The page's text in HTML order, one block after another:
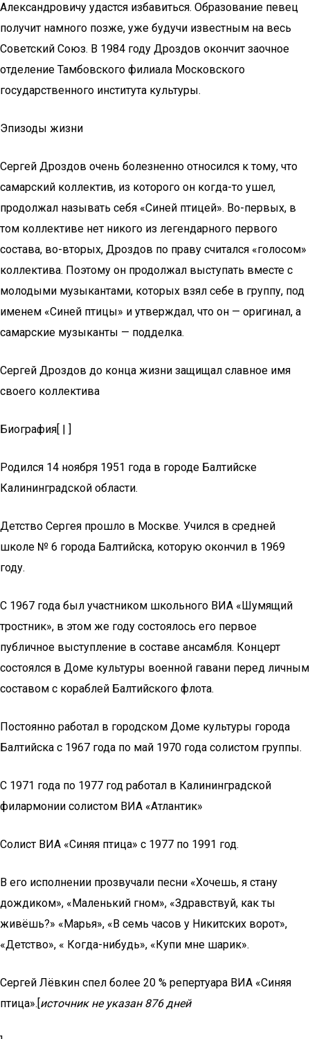
Александровичу удастся избавиться. Образование певец
получит намного позже, уже будучи известным на весь
Советский Союз. В 1984 году Дроздов окончит заочное
отделение Тамбовского филиала Московского
государственного института культуры.
Эпизоды жизни
Сергей Дроздов очень болезненно относился к тому, что
самарский коллектив, из которого он когда-то ушел,
продолжал называть себя «Синей птицей». Во-первых, в
том коллективе нет никого из легендарного первого
состава, во-вторых, Дроздов по праву считался «голосом»
коллектива. Поэтому он продолжал выступать вместе с
молодыми музыкантами, которых взял себе в группу, под
именем «Синей птицы» и утверждал, что он — оригинал, а
самарские музыканты — подделка.
Сергей Дроздов до конца жизни защищал славное имя
своего коллектива
Биография[ | ]
Родился 14 ноября 1951 года в городе Балтийске
Калининградской области.
Детство Сергея прошло в Москве. Учился в средней
школе № 6 города Балтийска, которую окончил в 1969
году.
С 1967 года был участником школьного ВИА «Шумящий
тростник», в этом же году состоялось его первое
публичное выступление в составе ансамбля. Концерт
состоялся в Доме культуры военной гавани перед личным
составом с кораблей Балтийского флота.
Постоянно работал в городском Доме культуры города
Балтийска с 1967 года по май 1970 года солистом группы.
С 1971 года по 1977 год работал в Калининградской
филармонии солистом ВИА «Атлантик»
Солист ВИА «Синяя птица» с 1977 по 1991 год.
В его исполнении прозвучали песни «Хочешь, я стану
дождиком», «Маленький гном», «Здравствуй, как ты
живёшь?» «Марья», «В семь часов у Никитских ворот»,
«Детство», « Когда-нибудь», «Купи мне шарик».
Сергей Лёвкин спел более 20 % репертуара ВИА «Синяя
птица».[источник не указан 876 дней